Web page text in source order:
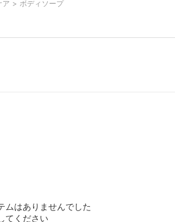
ア ボディソープ
ムはありませんでした
てください